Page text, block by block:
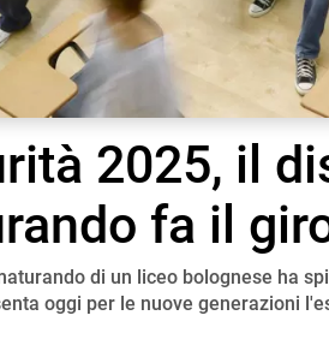
2025, il
fa il
di un liceo bolognese ha
oggi per le nuove generazioni